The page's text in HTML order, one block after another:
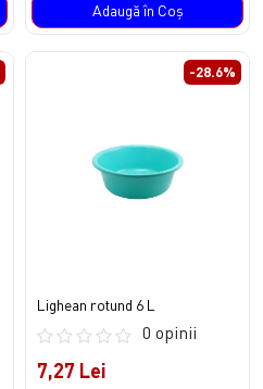
Adaugă în Coş
-28.6%
Lighean rotund 6 L
0 opinii
7,27 Lei